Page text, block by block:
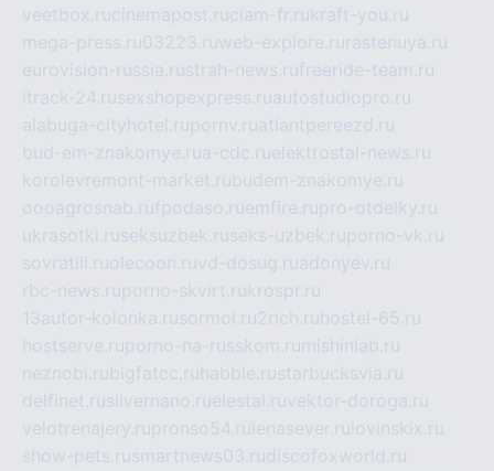
veetbox.rucinemapost.ruciam-fr.rukraft-you.ru
mega-press.ru03223.ruweb-explore.ru rastenuya.ru
eurovision-russia.rustrah-news.rufreeride-team.ru
itrack-24.rusexshopexpress.ruautostudiopro.ru
alabuga-cityhotel.rupornv.ruatlantpereezd.ru
bud-em-znakomye.rua-cdc.ruelektrostal-news.ru
korolevremont-market.rubudem-znakomye.ru
oooagrosnab.rufpodaso.ruemfire.rupro-otdelky.ru
ukrasotki.ruseksuzbek.ruseks-uzbek.ruporno-vk.ru
sovratili.ruolecoon.ruvd-dosug.ruadonyev.ru
rbc-news.ruporno-skvirt.rukrospr.ru
13autor-kolonka.rusormol.ru2rich.ru hostel-65.ru
hostserve.ruporno-na-russkom.ru mishinlab.ru
neznobi.rubigfatcc.ru habble.rustarbucksvia.ru
delfinet.rusilvernano.ruelestal.ruvektor-doroga.ru
velotrenajery.rupronso54.ru lenasever.ru lovinskix.ru
show-pets.rusmartnews03.rudiscofoxworld.ru